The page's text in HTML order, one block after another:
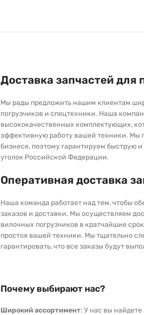
Доставка запчастей для
Мы рады предложить нашим клиентам
погрузчиков и спецтехники. Наша
высококачественных комплектующих,
эффективную работу вашей техники. Мы
бизнесе, поэтому гарантируем быструю
уголок Российской Федерации.
Оперативная доставка
Наша команда работает над тем, чтобы
заказов и доставки. Мы осуществляем
вилочных погрузчиков в кратчайшие
простоя вашей техники. Мы тщательно
гарантировать, что все заказы будут
Почему выбирают нас?
Широкий ассортимент: У нас вы